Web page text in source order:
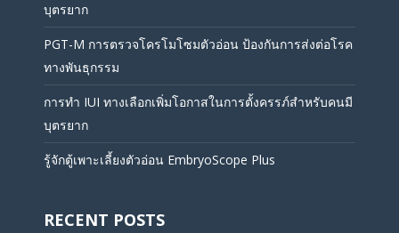
บุตรยาก
PGT-M การตรวจโครโมโซมตัวอ่อน ป้องกันการส่งต่อโรค
ทางพันธุกรรม
การทำ IUI ทางเลือกเพิ่มโอกาสในการตั้งครรภ์สำหรับคนมี
บุตรยาก
รู้จักตู้เพาะเลี้ยงตัวอ่อน EmbryoScope Plus
RECENT POSTS